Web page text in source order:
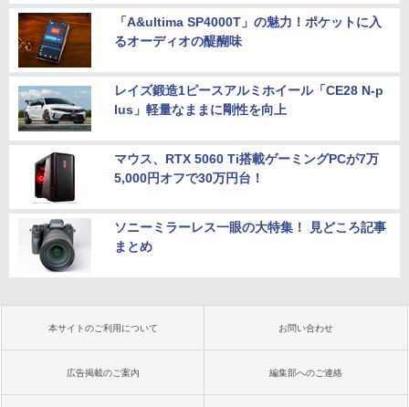
「A&ultima SP4000T」の魅力！ポケットに入
るオーディオの醍醐味
レイズ鍛造1ピースアルミホイール「CE28 N-p
lus」軽量なままに剛性を向上
マウス、RTX 5060 Ti搭載ゲーミングPCが7万
5,000円オフで30万円台！
ソニーミラーレス一眼の大特集！ 見どころ記事
まとめ
本サイトのご利用について お問い合わせ
広告掲載のご案内 編集部へのご連絡